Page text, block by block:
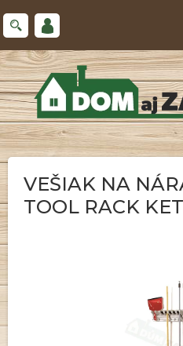
na
obsah
VEŠIAK NA
TOOL RACK